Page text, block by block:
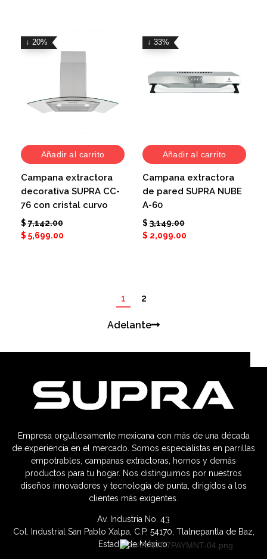
↓ 20%
Añadir al carrito
Campana extractora
decorativa SUPRA CC-
76 con cristal curvo
$ 7,142.00
$ 5,699.00
↓ 33%
Añadir al carrito
Campana extractora
de pared SUPRA NUBE
A-60
$ 3,149.00
$ 2,099.00
1 2
Adelante
Empresa orgullosamente mexicana con más de una década
de experiencia en el mercado. Somos especialistas en parrillas
empotrables, campanas extractoras, hornos y demás
productos para tu hogar. Nos distinguimos por nuestros
diseños innovadores y tecnología de punta, dirigidos a los
clientes más exigentes.
Av. Industria No. 43
Col. Industrial San Pablo Xalpa, C.P. 54170, Tlalnepantla de Baz,
Estado de México.